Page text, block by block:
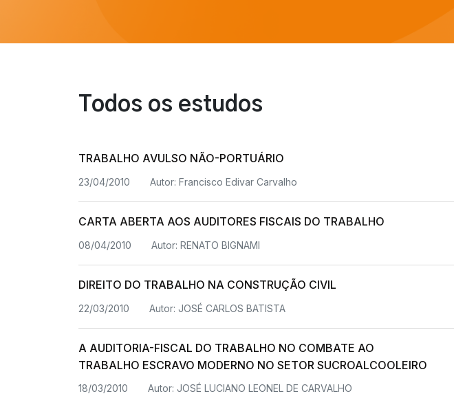
Todos os estudos
TRABALHO AVULSO NÃO-PORTUÁRIO
23/04/2010 Autor: Francisco Edivar Carvalho
CARTA ABERTA AOS AUDITORES FISCAIS DO TRABALHO
08/04/2010 Autor: RENATO BIGNAMI
DIREITO DO TRABALHO NA CONSTRUÇÃO CIVIL
22/03/2010 Autor: JOSÉ CARLOS BATISTA
A AUDITORIA-FISCAL DO TRABALHO NO COMBATE AO
TRABALHO ESCRAVO MODERNO NO SETOR SUCROALCOOLEIRO
18/03/2010 Autor: JOSÉ LUCIANO LEONEL DE CARVALHO